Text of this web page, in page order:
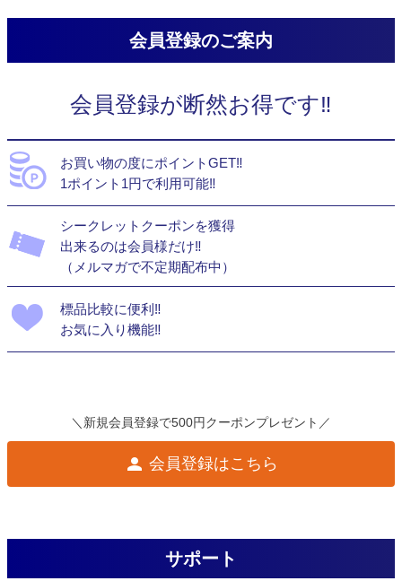
会員登録のご案内
会員登録が断然お得です‼
お買い物の度にポイントGET‼
1ポイント1円で利用可能‼
シークレットクーポンを獲得
出来るのは会員様だけ‼
（メルマガで不定期配布中）
標品比較に便利‼
お気に入り機能‼
＼新規会員登録で500円クーポンプレゼント／
会員登録はこちら
サポート